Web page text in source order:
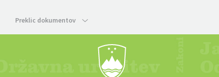
Preklic dokumentov